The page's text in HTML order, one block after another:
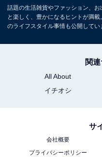
話題の生活雑貨やファッション、
と楽しく、豊かになるヒントが満
のライフスタイル事情も公開してい
関
All About
イチオシ
サ
会社概要
プライバシーポリシー